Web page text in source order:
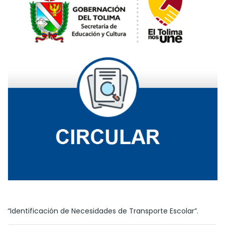
“Identificación de Necesidades de Transporte Escolar”.